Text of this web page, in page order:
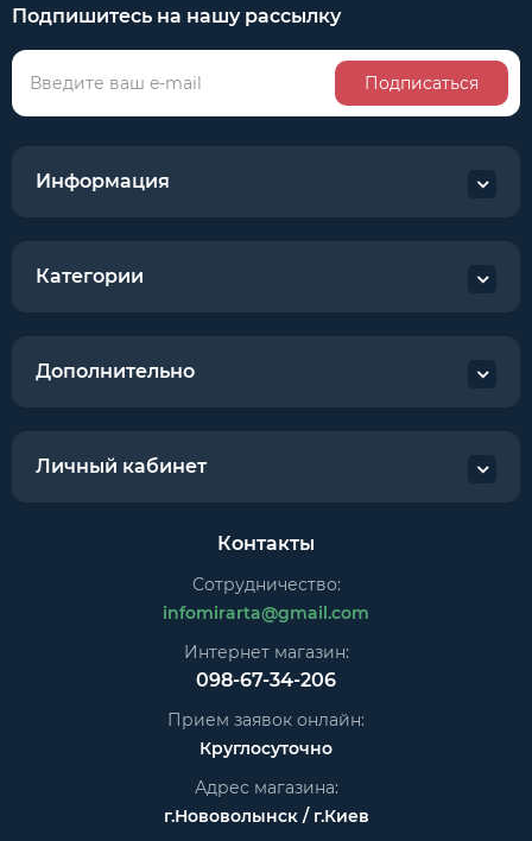
Подпишитесь на нашу рассылку
Подписаться
Информация
Категории
Дополнительно
Личный кабинет
Контакты
Сотрудничество:
infomirarta@gmail.com
Интернет магазин:
098-67-34-206
Прием заявок онлайн:
Круглосуточно
Адрес магазина:
г.Нововолынск / г.Киев